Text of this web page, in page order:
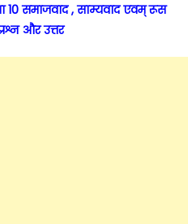
समाजवाद , साम्यवाद एवम् रूस
और उत्तर